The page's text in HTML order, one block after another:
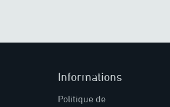
Informations
Politique de